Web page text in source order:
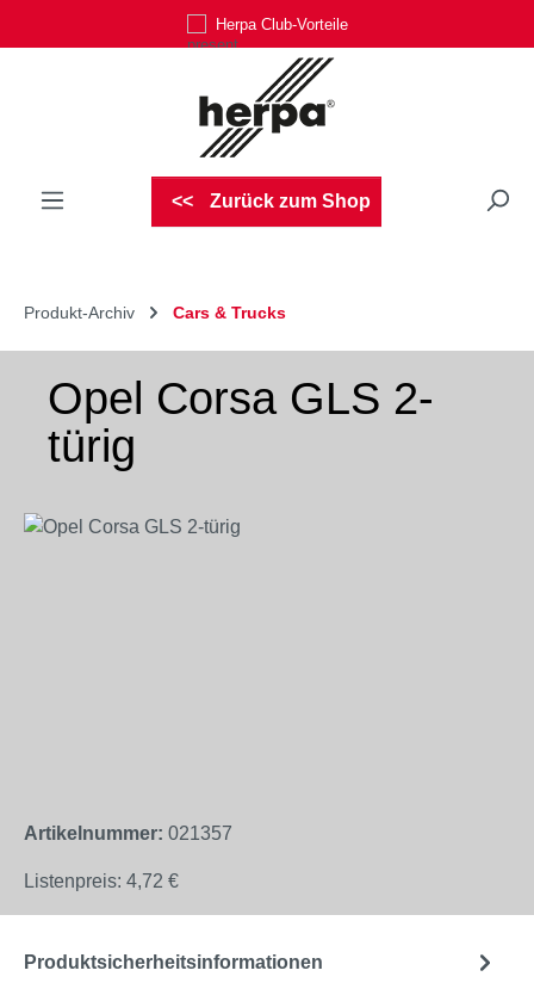
Zum Hauptinhalt springenHerpa Club-Vorteile
Zurück zum Shop
Produkt-Archiv Cars & Trucks
Opel Corsa GLS 2-
türig
Bildergalerie überspringen
Artikelnummer: 021357
Listenpreis: 4,72 €
Produktsicherheitsinformationen